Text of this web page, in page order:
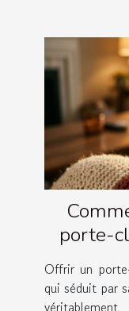
porte-
Offrir un
qui séduit par